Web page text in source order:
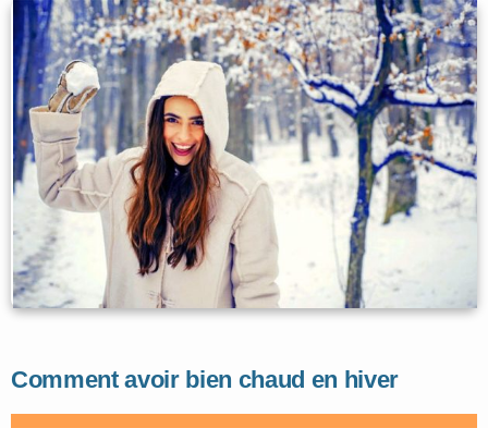
Comment avoir bien chaud en hiver